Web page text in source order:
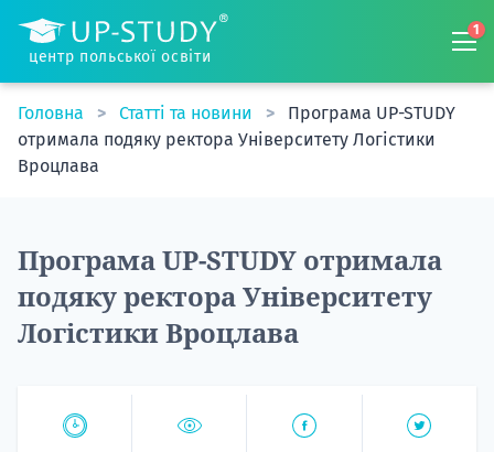
центр польської освіти
1
Головна Статті та новини
Програма UP-STUDY
отримала подяку ректора Університету Логістики
Вроцлава
Програма UP-STUDY отримала
подяку ректора Університету
Логістики Вроцлава